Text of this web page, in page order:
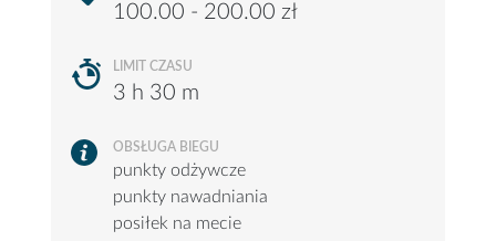
100.00 - 200.00 zł
LIMIT CZASU
3 h 30 m
OBSŁUGA BIEGU
punkty odżywcze
punkty nawadniania
posiłek na mecie